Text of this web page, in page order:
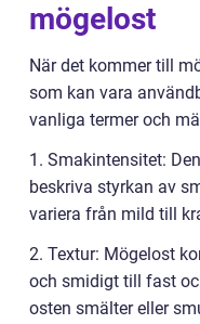
mögelost
När det kommer till
som kan vara
vanliga termer och
1. Smakintensitet:
beskriva styrkan av
variera från mild till
2. Textur: Mögelost
och smidigt till fast
osten smälter eller